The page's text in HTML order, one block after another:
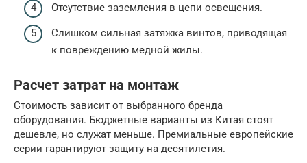
Отсутствие заземления в цепи освещения.
Слишком сильная затяжка винтов, приводящая
к повреждению медной жилы.
Расчет затрат на монтаж
Стоимость зависит от выбранного бренда
оборудования. Бюджетные варианты из Китая стоят
дешевле, но служат меньше. Премиальные европейские
серии гарантируют защиту на десятилетия.